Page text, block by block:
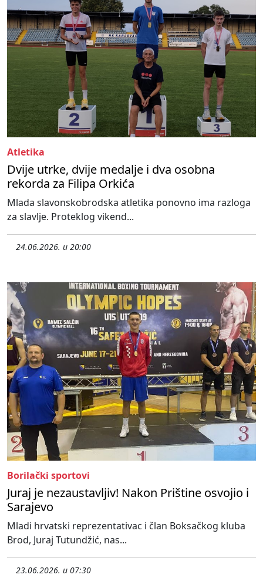
Atletika
Dvije utrke, dvije medalje i dva osobna
rekorda za Filipa Orkića
Mlada slavonskobrodska atletika ponovno ima razloga
za slavlje. Proteklog vikend...
24.06.2026. u 20:00
Borilački sportovi
Juraj je nezaustavljiv! Nakon Prištine osvojio i
Sarajevo
Mladi hrvatski reprezentativac i član Boksačkog kluba
Brod, Juraj Tutundžić, nas...
23.06.2026. u 07:30